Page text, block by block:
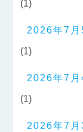
(1)
2026年7月
(1)
2026年7月
(1)
2026年7月